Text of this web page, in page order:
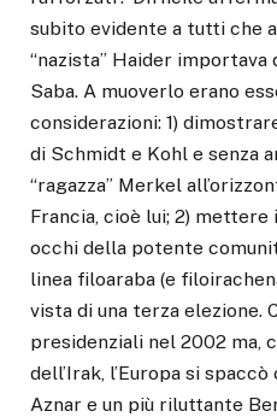
subito evidente a tutti che
“nazista” Haider
Saba. A muoverlo erano
considerazioni: 1)
di Schmidt e Kohl e senza
“ragazza” Merkel
Francia, cioè lui; 2)
occhi della potente
linea filoaraba (e
vista di una terza elezione.
presidenziali nel 2002 ma,
dell’Irak, l’Europa si
Aznar e un più riluttante